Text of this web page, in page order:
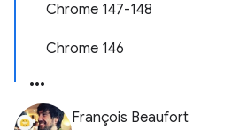
Chrome 147-148
Chrome 146
François Beaufort